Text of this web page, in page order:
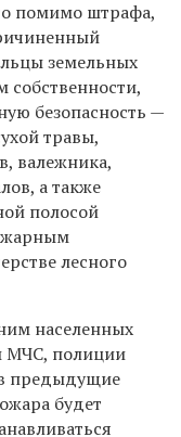
помимо штрафа,
земельных
собственности,
безопасность —
травы,
валежника,
а также
полосой
лесного
населенных
МЧС, полиции
предыдущие
будет